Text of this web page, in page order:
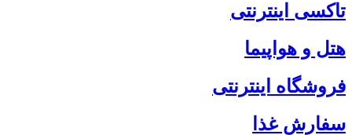
تاکسی اینترنتی
هتل و هواپیما
فروشگاه اینترنتی
سفارش غذا